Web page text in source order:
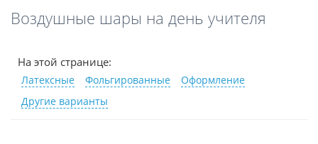
Воздушные шары на день учителя
На этой странице:
Латексные Фольгированные
Оформление
Другие варианты